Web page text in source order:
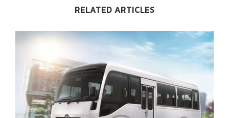
RELATED ARTICLES